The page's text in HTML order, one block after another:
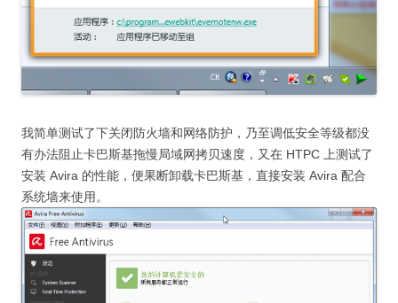
我简单测试了下关闭防火墙和网络防护，乃至调低安全等级都没
有办法阻止卡巴斯基拖慢局域网拷贝速度，又在 HTPC 上测试了
安装 Avira 的性能，便果断卸载卡巴斯基，直接安装 Avira 配合
系统墙来使用。